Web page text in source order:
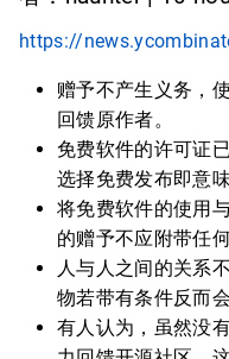
https://
赠予不产生义务，
回馈原作者。
免费软件的许可证
选择免费发布即意
将免费软件的使用
的赠予不应附带任
人与人之间的关系
物若带有条件反而
有人认为，虽然没